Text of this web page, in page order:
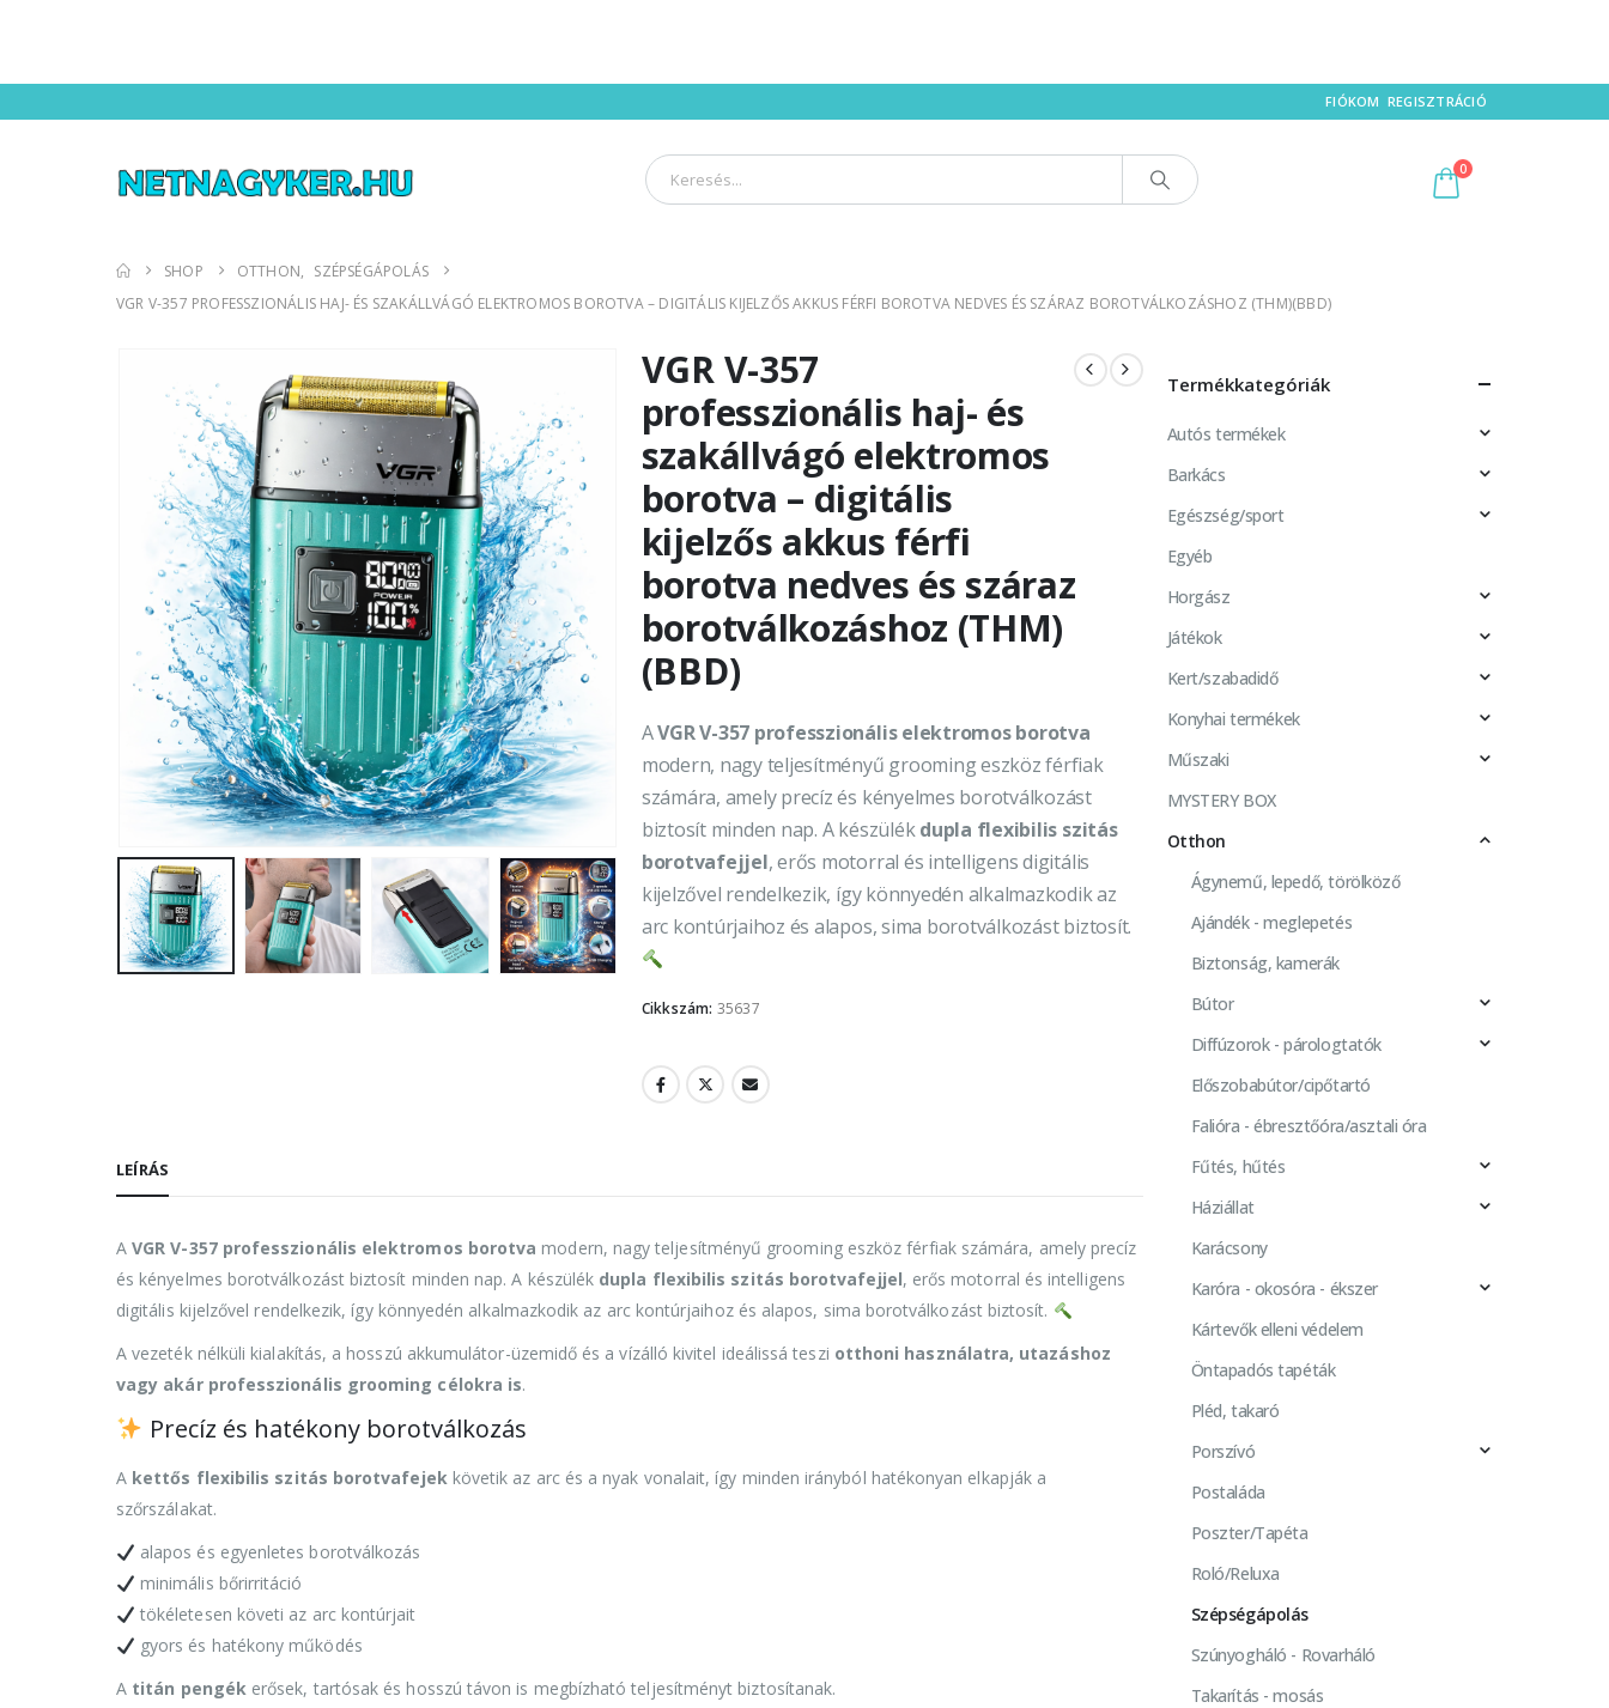
FIÓKOM REGISZTRÁCIÓ
0
SHOP OTTHON, SZÉPSÉGÁPOLÁS
VGR V-357 PROFESSZIONÁLIS HAJ- ÉS SZAKÁLLVÁGÓ ELEKTROMOS BOROTVA – DIGITÁLIS KIJELZŐS AKKUS FÉRFI BOROTVA NEDVES ÉS SZÁRAZ BOROTVÁLKOZÁSHOZ (THM)(BBD)
VGR V-357
professzionális haj- és
szakállvágó elektromos
borotva – digitális
kijelzős akkus férfi
borotva nedves és száraz
borotválkozáshoz (THM)
(BBD)
AVGR V-357 professzionális elektromos borotva
modern, nagy teljesítményű grooming eszköz férfiak
számára, amely precíz és kényelmes borotválkozást
biztosít minden nap. A készülékdupla flexibilis szitás
borotvafejjel, erős motorral és intelligens digitális
kijelzővel rendelkezik, így könnyedén alkalmazkodik az
arc kontúrjaihoz és alapos, sima borotválkozást biztosít.
Cikkszám: 35637
LEÍRÁS
AVGR V-357 professzionális elektromos borotva modern, nagy teljesítményű grooming eszköz férfiak számára, amely precíz
és kényelmes borotválkozást biztosít minden nap. A készülék dupla flexibilis szitás borotvafejjel, erős motorral és intelligens
digitális kijelzővel rendelkezik, így könnyedén alkalmazkodik az arc kontúrjaihoz és alapos, sima borotválkozást biztosít.
A vezeték nélküli kialakítás, a hosszú akkumulátor-üzemidő és a vízálló kivitel ideálissá teszi otthoni használatra, utazáshoz
vagy akár professzionális grooming célokra is.
Precíz és hatékony borotválkozás
A kettős flexibilis szitás borotvafejekkövetik az arc és a nyak vonalait, így minden irányból hatékonyan elkapják a
szőrszálakat.
alapos és egyenletes borotválkozás
minimális bőrirritáció
tökéletesen követi az arc kontúrjait
gyors és hatékony működés
A titán pengékerősek, tartósak és hosszú távon is megbízható teljesítményt biztosítanak.
Termékkategóriák
Autós termékek
Barkács
Egészség/sport
Egyéb
Horgász
Játékok
Kert/szabadidő
Konyhai termékek
Műszaki
MYSTERY BOX
Otthon
Ágynemű, lepedő, törölköző
Ajándék - meglepetés
Biztonság, kamerák
Bútor
Diffúzorok - párologtatók
Előszobabútor/cipőtartó
Falióra - ébresztőóra/asztali óra
Fűtés, hűtés
Háziállat
Karácsony
Karóra - okosóra - ékszer
Kártevők elleni védelem
Öntapadós tapéták
Pléd, takaró
Porszívó
Postaláda
Poszter/Tapéta
Roló/Reluxa
Szépségápolás
Szúnyogháló - Rovarháló
Takarítás - mosás